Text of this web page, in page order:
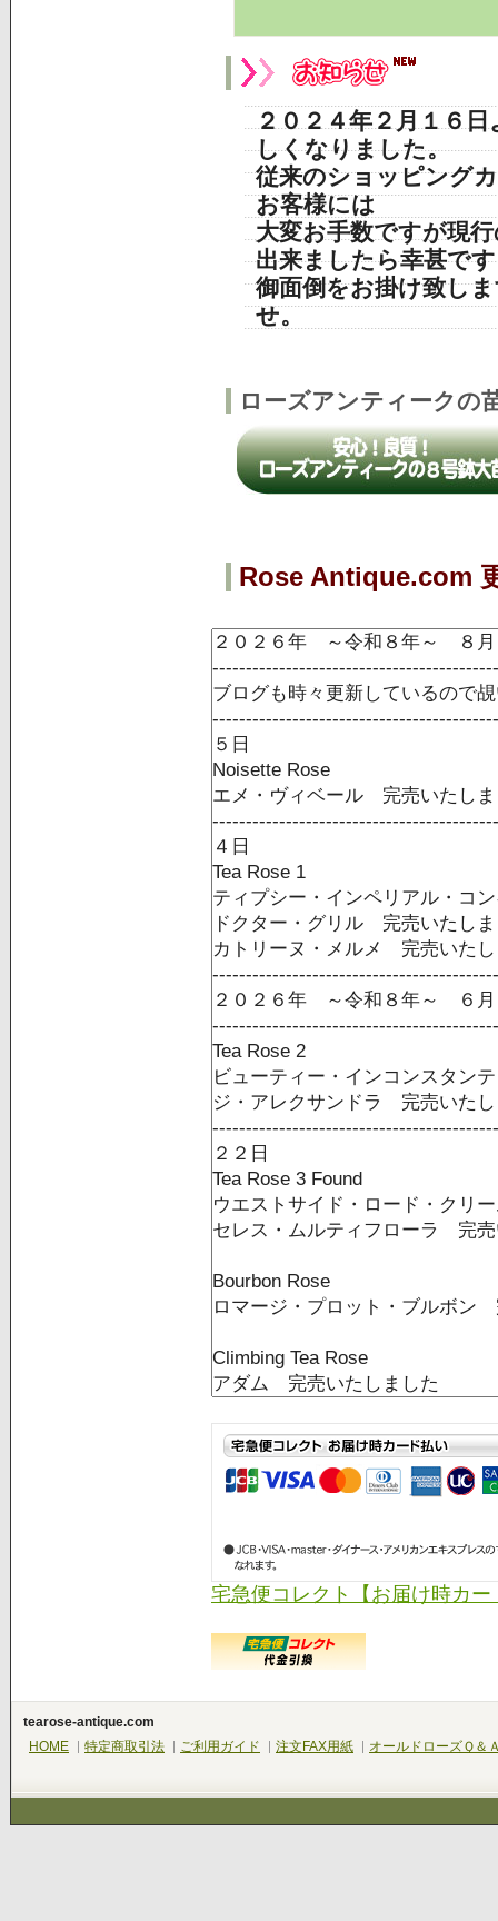
２０２４年２月１６
しくなりました。
従来のショッピング
お客様には
大変お手数ですが現
出来ましたら幸甚で
御面倒をお掛け致し
せ。
ローズアンティークの
Rose Antique.com
宅急便コレクト【お届け時カー
tearose-antique.com
HOME
特定商取引法 ご利用ガイド 注文FAX用紙 オールドローズＱ＆